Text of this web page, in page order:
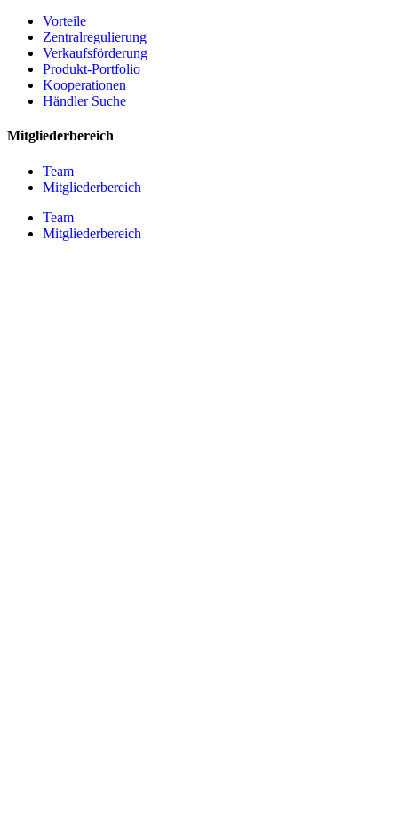
Vorteile
Zentralregulierung
Verkaufsförderung
Produkt-Portfolio
Kooperationen
Händler Suche
Mitgliederbereich
Team
Mitgliederbereich
Team
Mitgliederbereich